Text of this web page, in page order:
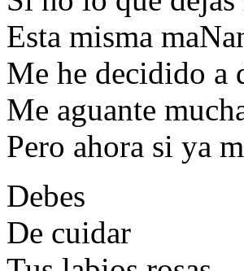
Esta misma
Me he decidido a
Me aguante
Pero ahora si ya
Debes
De cuidar